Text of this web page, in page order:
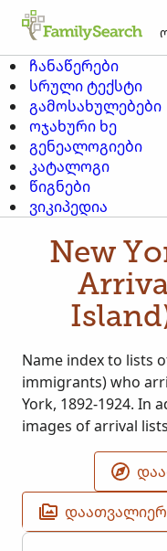
ჩანაწერები
სრული ტექსტი
გამოსახულებები
ოჯახური ხე
გენეალოგიები
კატალოგი
წიგნები
ვიკიპედია
New
Name index to lists
immigrants) who
York, 1892-1924. In
images of arrival
Island Web site.